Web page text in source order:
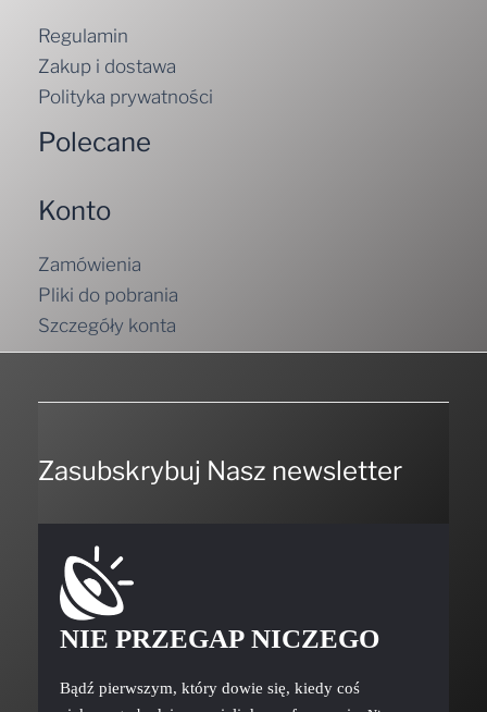
Regulamin
Zakup i dostawa
Polityka prywatności
Polecane
Konto
Zamówienia
Pliki do pobrania
Szczegóły konta
Zasubskrybuj Nasz newsletter
NIE PRZEGAP NICZEGO
Bądź pierwszym, który dowie się, kiedy coś